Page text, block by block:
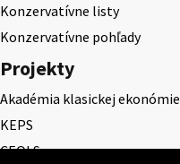
Konzervatívne listy
Konzervatívne pohľady
Projekty
Akadémia klasickej ekonómie
KEPS
CEQLS